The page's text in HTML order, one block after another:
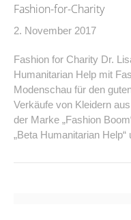
Fashion-for-Charity
2. November 2017
Fashion for Charity Dr.
Humanitarian Help mit
Modenschau für den
Verkäufe von Kleidern
der Marke „Fashion
„Beta Humanitarian